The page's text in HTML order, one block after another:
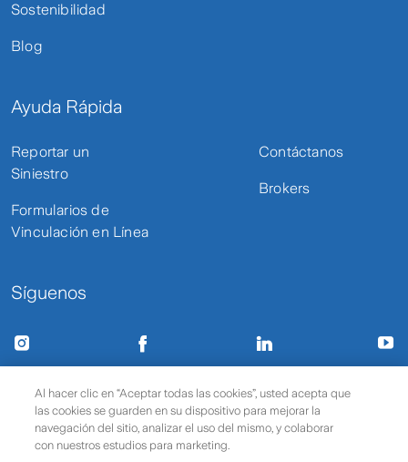
Sostenibilidad
Blog
Ayuda Rápida
Reportar un
Siniestro
Formularios de
Vinculación en Línea
Contáctanos
Brokers
Síguenos
Términos de uso y privacidad Protección de datos
Política de cookies © 2025 Zurich Seguros
Al hacer clic en “Aceptar todas las cookies”, usted acepta que
las cookies se guarden en su dispositivo para mejorar la
navegación del sitio, analizar el uso del mismo, y colaborar
con nuestros estudios para marketing.